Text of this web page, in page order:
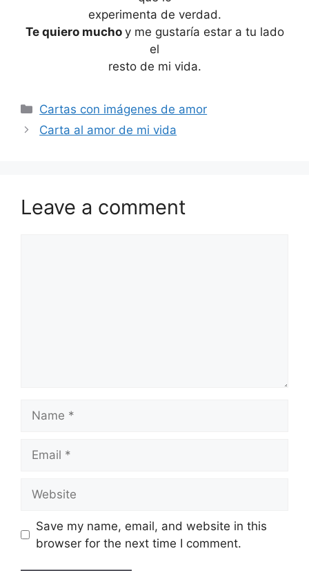
experimenta de verdad.
Te quiero mucho y me gustaría estar a tu lado
el
resto de mi vida.
Categories
Cartas con imágenes de amor
Carta al amor de mi vida
Leave a comment
Save my name, email, and website in this
browser for the next time I comment.